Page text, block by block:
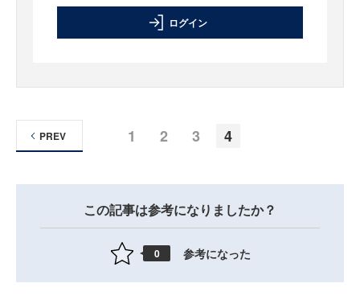
ログイン
1 2 3 4
PREV
この記事は参考になりましたか？
0 参考になった